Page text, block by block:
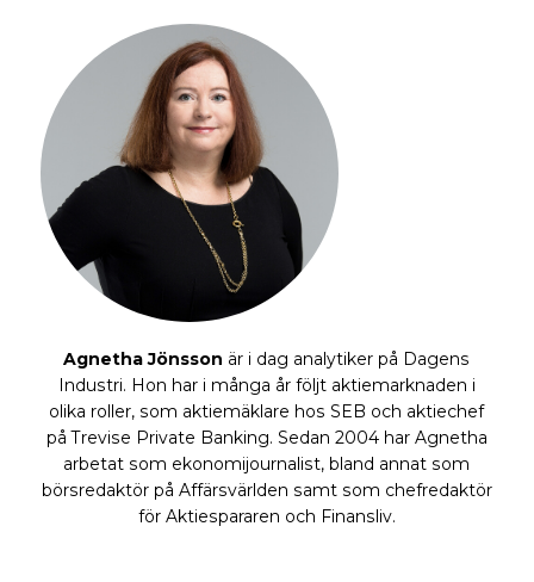
Agnetha Jönsson är i dag analytiker på Dagens
Industri. Hon har i många år följt aktiemarknaden i
olika roller, som aktiemäklare hos SEB och aktiechef
på Trevise Private Banking. Sedan 2004 har Agnetha
arbetat som ekonomijournalist, bland annat som
börsredaktör på Affärsvärlden samt som chefredaktör
för Aktiespararen och Finansliv.